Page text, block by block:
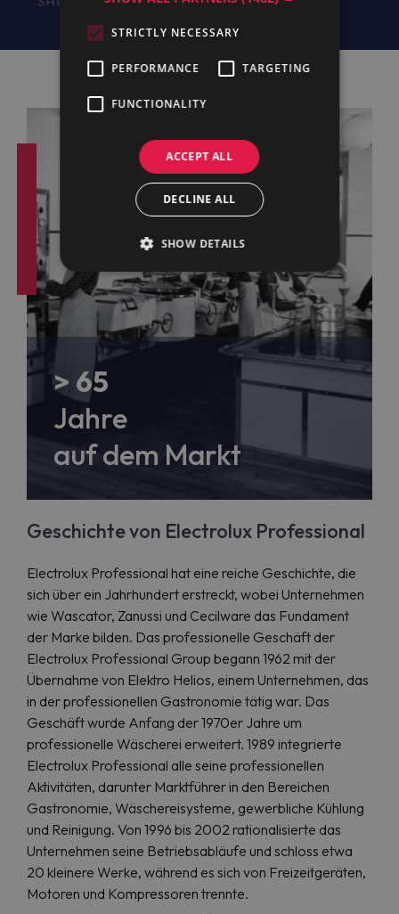
> 65
Jahre
auf dem Markt
Geschichte von Electrolux Professional
Electrolux Professional hat eine reiche Geschichte, die
sich über ein Jahrhundert erstreckt, wobei Unternehmen
wie Wascator, Zanussi und Cecilware das Fundament
der Marke bilden. Das professionelle Geschäft der
Electrolux Professional Group begann 1962 mit der
Übernahme von Elektro Helios, einem Unternehmen, das
in der professionellen Gastronomie tätig war. Das
Geschäft wurde Anfang der 1970er Jahre um
professionelle Wäscherei erweitert. 1989 integrierte
Electrolux Professional alle seine professionellen
Aktivitäten, darunter Marktführer in den Bereichen
Gastronomie, Wäschereisysteme, gewerbliche Kühlung
und Reinigung. Von 1996 bis 2002 rationalisierte das
Unternehmen seine Betriebsabläufe und schloss etwa
20 kleinere Werke, während es sich von Freizeitgeräten,
Motoren und Kompressoren trennte.
STRICTLY NECESSARY
PERFORMANCE TARGETING
FUNCTIONALITY
ACCEPT ALL
DECLINE ALL
SHOW DETAILS